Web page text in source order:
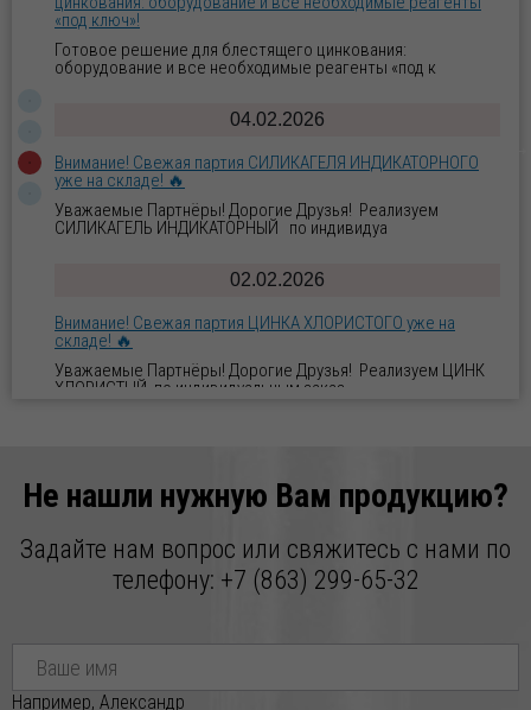
«под ключ»!
Готовое решение для блестящего цинкования:
оборудование и все необходимые реагенты «под к
04.02.2026
Внимание! Свежая партия СИЛИКАГЕЛЯ ИНДИКАТОРНОГО
уже на складе! 🔥
Уважаемые Партнёры! Дорогие Друзья! Реализуем
СИЛИКАГЕЛЬ ИНДИКАТОРНЫЙ по индивидуа
02.02.2026
Внимание! Свежая партия ЦИНКА ХЛОРИСТОГО уже на
складе! 🔥
Уважаемые Партнёры! Дорогие Друзья! Реализуем ЦИНК
ХЛОРИСТЫЙ по индивидуальным заказ
Новое поступление ВОСКА ПЧЕЛИННОГО по отличной
цене!
ПЧЕЛИННЫЙ по индивидуальным заказ
Не нашли нужную Вам продукцию?
Задайте нам вопрос или свяжитесь с нами по
телефону: +7 (863) 299-65-32
Например, Александр